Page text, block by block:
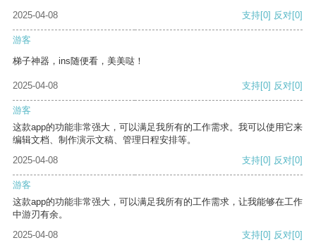
2025-04-08 支持[0] 反对[0]
游客
梯子神器，ins随便看，美美哒！
2025-04-08 支持[0] 反对[0]
游客
这款app的功能非常强大，可以满足我所有的工作需求。我可以使用它来
编辑文档、制作演示文稿、管理日程安排等。
2025-04-08
支持[0] 反对[0]
游客
这款app的功能非常强大，可以满足我所有的工作需求，让我能够在工作
中游刃有余。
2025-04-08
支持[0] 反对[0]